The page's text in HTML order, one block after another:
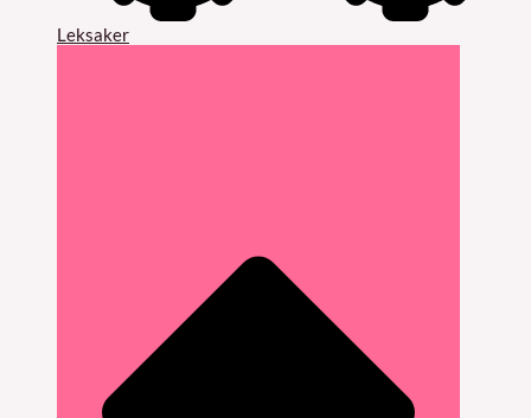
Leksaker